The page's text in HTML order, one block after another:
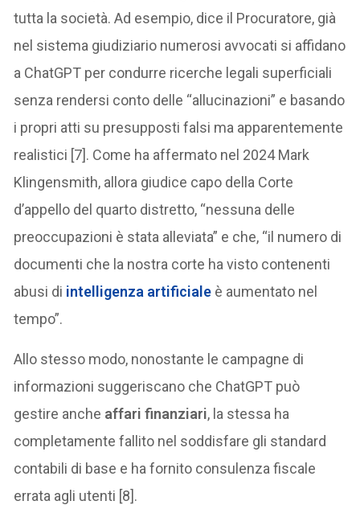
tutta la società. Ad esempio, dice il Procuratore, già
nel sistema giudiziario numerosi avvocati si affidano
a ChatGPT per condurre ricerche legali superficiali
senza rendersi conto delle “allucinazioni” e basando
i propri atti su presupposti falsi ma apparentemente
realistici [7]. Come ha affermato nel 2024 Mark
Klingensmith, allora giudice capo della Corte
d’appello del quarto distretto, “nessuna delle
preoccupazioni è stata alleviata” e che, “il numero di
documenti che la nostra corte ha visto contenenti
abusi di intelligenza artificiale è aumentato nel
tempo”.
Allo stesso modo, nonostante le campagne di
informazioni suggeriscano che ChatGPT può
gestire anche affari finanziari, la stessa ha
completamente fallito nel soddisfare gli standard
contabili di base e ha fornito consulenza fiscale
errata agli utenti [8].